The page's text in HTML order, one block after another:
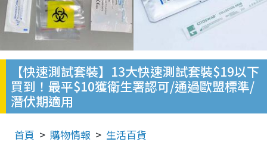
【快速測試套裝】13大快速測試套裝$19以下
買到！最平$10獲衛生署認可/通過歐盟標準/
潛伏期適用
首頁 購物情報 生活百貨